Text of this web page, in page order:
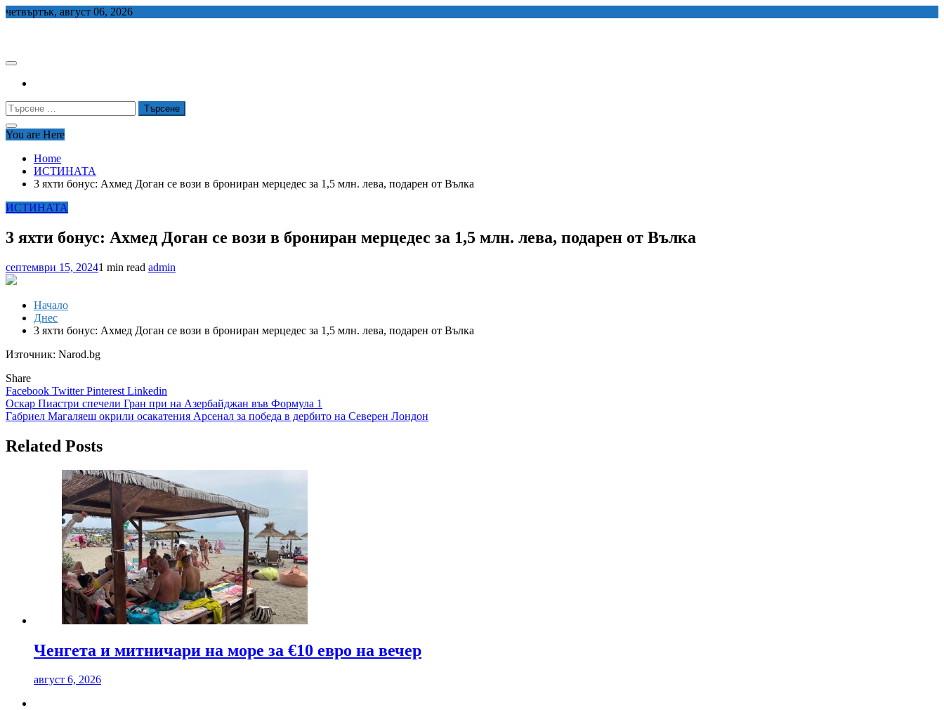
Skip
четвъртък, август 06, 2026
Търсене
за:
You are Here
Home
ИСТИНАТА
3 яхти бонус: Ахмед Доган се вози в брониран мерцедес за 1,5 млн. лева, подарен от Вълка
ИСТИНАТА
3 яхти бонус: Ахмед Доган се вози в брониран мерцедес за 1,5 млн. лева, подарен от Вълка
септември 15, 20241 min read admin
Начало
Днес
3 яхти бонус: Ахмед Доган се вози в брониран мерцедес за 1,5 млн. лева, подарен от Вълка
Източник: Narod.bg
Share
Facebook TwitterPinterest Linkedin
Навигация
Оскар Пиастри спечели Гран при на Азербайджан във Формула 1
Габриел Магаляеш окрили осакатения Арсенал за победа в дербито на Северен Лондон
Related Posts
Ченгета и митничари на море за €10 евро на вечер
август 6, 2026